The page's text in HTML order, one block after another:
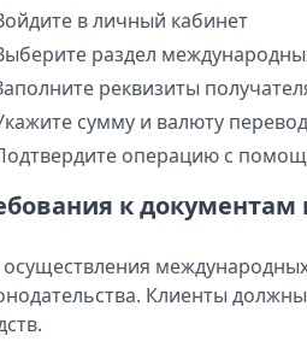
в личный кабинет
раздел
реквизиты
сумму и валюту
операцию с
к документам
Клиенты